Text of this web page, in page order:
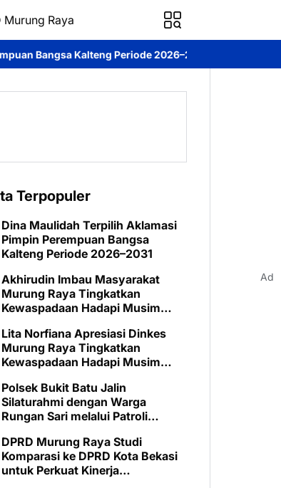
Murung Raya
Periode 2026–2031 DPRD Murung Raya Studi
Terpopuler
Dina Maulidah Terpilih Aklamasi
Pimpin Perempuan Bangsa
Kalteng Periode 2026–2031
Akhirudin Imbau Masyarakat
Murung Raya Tingkatkan
Kewaspadaan Hadapi Musim
Lita Norfiana Apresiasi Dinkes
Murung Raya Tingkatkan
Kewaspadaan Hadapi Musim
Polsek Bukit Batu Jalin
Silaturahmi dengan Warga
Rungan Sari melalui Patroli
DPRD Murung Raya Studi
Komparasi ke DPRD Kota Bekasi
untuk Perkuat Kinerja
Ad